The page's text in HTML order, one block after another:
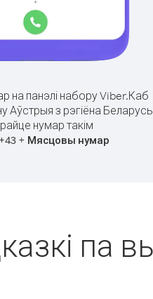
на панэлі набору Viber.Каб
Аўстрыя з рэгіёна
нумар такім
+43+ Мясцовы нумар
па